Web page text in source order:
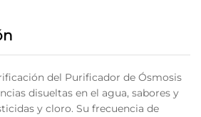
del Purificador de Ósmosis
disueltas en el agua, sabores y
y cloro. Su frecuencia de